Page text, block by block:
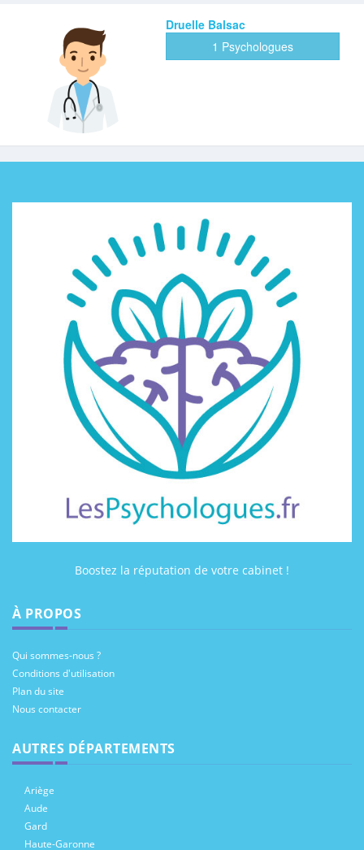
Druelle Balsac
1 Psychologues
Boostez la réputation de votre cabinet !
À PROPOS
Qui sommes-nous ?
Conditions d'utilisation
Plan du site
Nous contacter
AUTRES DÉPARTEMENTS
Ariège
Aude
Gard
Haute-Garonne